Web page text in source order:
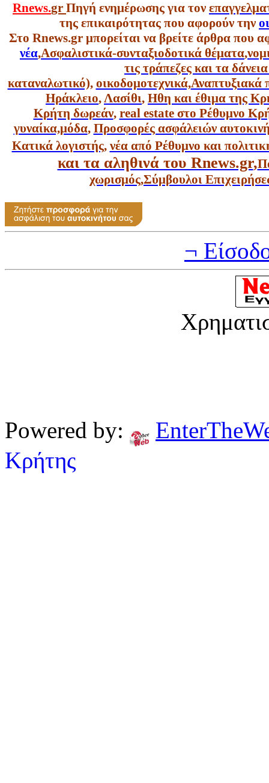
Rnews.gr Πηγή ενημέρωσης για τον
της επικαιρότητας που αφορούν την
Στο Rnews.gr μπορείται να βρείτε άρθρα που
νέα,Ασφαλιστικά-συνταξιοδοτικά θέματα,
τις τράπεζες και τα
καταναλωτικό), οικοδομοτεχνικά,Αναπτυξιακά
Ηράκλειο,Λασίθι, Ηθη και έθιμα της
Κρήτη δωρεάν, real estate στο Ρέθυμνο
γυναίκα,μόδα, Προσφορές ασφάλειών
Κατικά λογιστής, νέα από Ρέθυμνο και
και τα αληθινά του Rnews.gr,
χωρισμός,Σύμβουλοι
¬
Powered by:
Κρήτης